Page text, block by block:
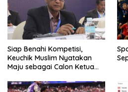
Siap Benahi Kompetisi,
Keuchik Muslim Nyatakan
Maju sebagai Calon Ketua